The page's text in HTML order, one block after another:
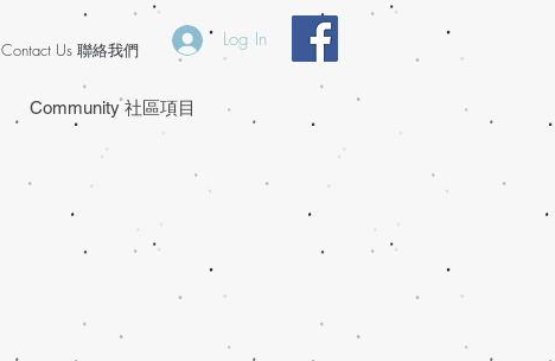
Community 社區項目
Contact Us 聯絡我們 Log In